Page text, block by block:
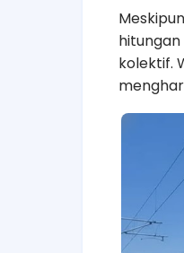
kolektif.